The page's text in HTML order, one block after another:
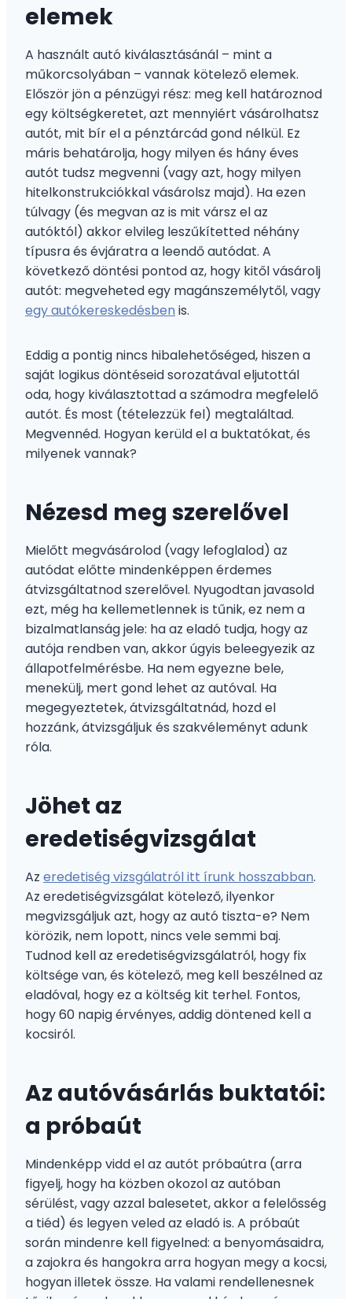
elemek
A használt autó kiválasztásánál – mint a
műkorcsolyában – vannak kötelező elemek.
Először jön a pénzügyi rész: meg kell határoznod
egy költségkeretet, azt mennyiért vásárolhatsz
autót, mit bír el a pénztárcád gond nélkül. Ez
máris behatárolja, hogy milyen és hány éves
autót tudsz megvenni (vagy azt, hogy milyen
hitelkonstrukciókkal vásárolsz majd). Ha ezen
túlvagy (és megvan az is mit vársz el az
autóktól) akkor elvileg leszűkítetted néhány
típusra és évjáratra a leendő autódat. A
következő döntési pontod az, hogy kitől vásárolj
autót: megveheted egy magánszemélytől, vagy
egy autókereskedésbenis.
Eddig a pontig nincs hibalehetőséged, hiszen a
saját logikus döntéseid sorozatával eljutottál
oda, hogy kiválasztottad a számodra megfelelő
autót. És most (tételezzük fel) megtaláltad.
Megvennéd. Hogyan kerüld el a buktatókat, és
milyenek vannak?
Nézesd meg szerelővel
Mielőtt megvásárolod (vagy lefoglalod) az
autódat előtte mindenképpen érdemes
átvizsgáltatnod szerelővel. Nyugodtan javasold
ezt, még ha kellemetlennek is tűnik, ez nem a
bizalmatlanság jele: ha az eladó tudja, hogy az
autója rendben van, akkor úgyis beleegyezik az
állapotfelmérésbe. Ha nem egyezne bele,
menekülj, mert gond lehet az autóval. Ha
megegyeztetek, átvizsgáltatnád, hozd el
hozzánk, átvizsgáljuk és szakvéleményt adunk
róla.
Jöhet az
eredetiségvizsgálat
Az eredetiség vizsgálatról itt írunk hosszabban.
Az eredetiségvizsgálat kötelező, ilyenkor
megvizsgáljuk azt, hogy az autó tiszta-e? Nem
körözik, nem lopott, nincs vele semmi baj.
Tudnod kell az eredetiségvizsgálatról, hogy fix
költsége van, és kötelező, meg kell beszélned az
eladóval, hogy ez a költség kit terhel. Fontos,
hogy 60 napig érvényes, addig döntened kell a
kocsiról.
Az autóvásárlás buktatói:
a próbaút
Mindenképp vidd el az autót próbaútra (arra
figyelj, hogy ha közben okozol az autóban
sérülést, vagy azzal balesetet, akkor a felelősség
a tiéd) és legyen veled az eladó is. A próbaút
során mindenre kell figyelned: a benyomásaidra,
a zajokra és hangokra arra hogyan megy a kocsi,
hogyan illetek össze. Ha valami rendellenesnek